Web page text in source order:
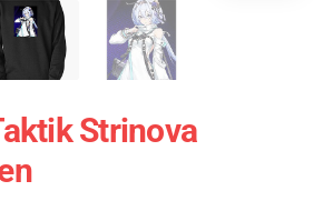
Strinova